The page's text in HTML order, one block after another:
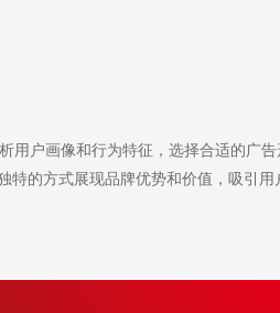
用户画像和行为特征，选择合适的广告
特的方式展现品牌优势和价值，吸引用